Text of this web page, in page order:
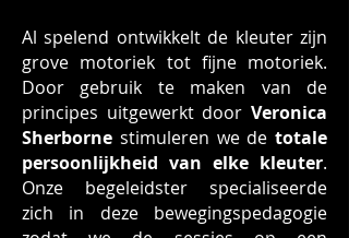
Al spelend ontwikkelt de kleuter zijn
grove motoriek tot fijne motoriek.
Door gebruik te maken van de
principes uitgewerkt door Veronica
Sherborne stimuleren we de totale
persoonlijkheid van elke kleuter.
Onze begeleidster specialiseerde
zich in deze bewegingspedagogie